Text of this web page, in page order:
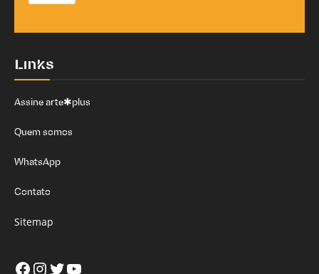
Links
Assine arte✱plus
Quem somos
WhatsApp
Contato
Sitemap
Facebook
Instagram
Twitter
Youtube